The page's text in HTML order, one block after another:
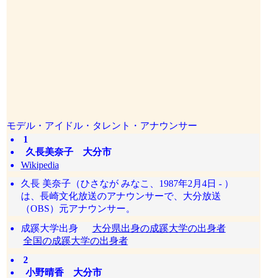
モデル・アイドル・タレント・アナウンサー
1
久長美奈子 大分市
Wikipedia
久長 美奈子（ひさなが みなこ、1987年2月4日 - ）
は、長崎文化放送のアナウンサーで、大分放送
（OBS）元アナウンサー。
成蹊大学出身 大分県出身の成蹊大学の出身者
全国の成蹊大学の出身者
2
小野晴香 大分市